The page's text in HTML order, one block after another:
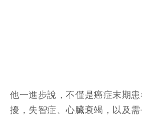
他一進步說，不僅是癌症末期
擾，失智症、心臟衰竭，以及